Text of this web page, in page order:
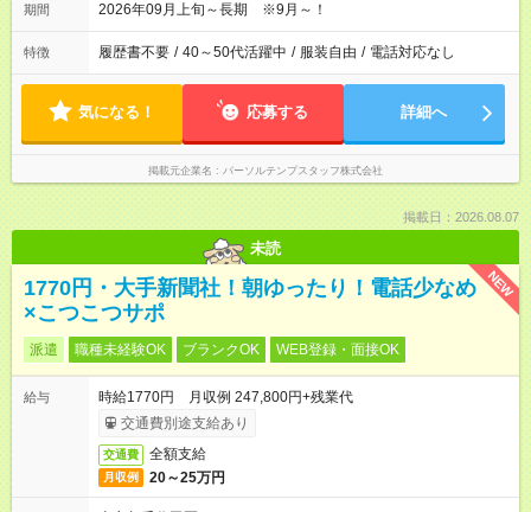
期間 2026年09月上旬～長期 ※9月～！
特徴 履歴書不要 / 40～50代活躍中 / 服装自由 / 電話対応なし
気になる！ 応募する 詳細へ
掲載元企業名 パーソルテンプスタッフ株式会社
掲載日：2026.08.07
未読
NEW
1770円・大手新聞社！朝ゆったり！電話少なめ
×こつこつサポ
派遣 職種未経験OK ブランクOK WEB登録・面接OK
給与
時給1770円 月収例 247,800円+残業代
交通費別途支給あり
交通費 全額支給
月収例 20～25万円